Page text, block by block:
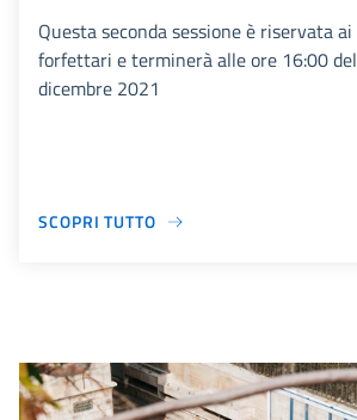
Questa seconda sessione è riservata
forfettari e terminerà alle ore 16:00
dicembre 2021
SCOPRI TUTTO